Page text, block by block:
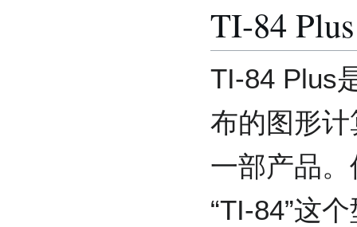
TI-84 Plus
TI-84 Plus
布的图形
一部产品
“TI-84”这